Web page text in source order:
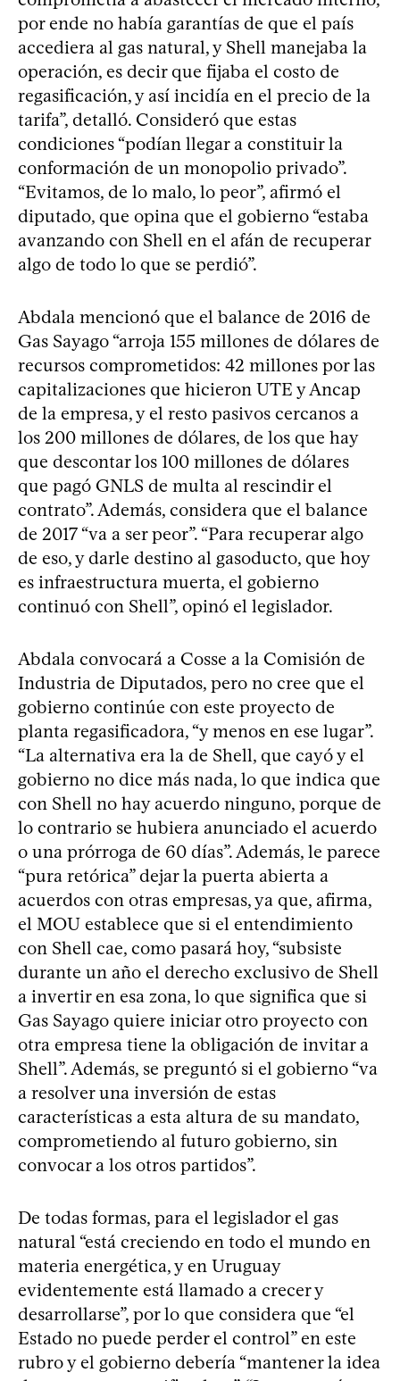
por ende no había garantías de que el país
accediera al gas natural, y Shell manejaba la
operación, es decir que fijaba el costo de
regasificación, y así incidía en el precio de la
tarifa”, detalló. Consideró que estas
condiciones “podían llegar a constituir la
conformación de un monopolio privado”.
“Evitamos, de lo malo, lo peor”, afirmó el
diputado, que opina que el gobierno “estaba
avanzando con Shell en el afán de recuperar
algo de todo lo que se perdió”.
Abdala mencionó que el balance de 2016 de
Gas Sayago “arroja 155 millones de dólares de
recursos comprometidos: 42 millones por las
capitalizaciones que hicieron UTE y Ancap
de la empresa, y el resto pasivos cercanos a
los 200 millones de dólares, de los que hay
que descontar los 100 millones de dólares
que pagó GNLS de multa al rescindir el
contrato”. Además, considera que el balance
de 2017 “va a ser peor”. “Para recuperar algo
de eso, y darle destino al gasoducto, que hoy
es infraestructura muerta, el gobierno
continuó con Shell”, opinó el legislador.
Abdala convocará a Cosse a la Comisión de
Industria de Diputados, pero no cree que el
gobierno continúe con este proyecto de
planta regasificadora, “y menos en ese lugar”.
“La alternativa era la de Shell, que cayó y el
gobierno no dice más nada, lo que indica que
con Shell no hay acuerdo ninguno, porque de
lo contrario se hubiera anunciado el acuerdo
o una prórroga de 60 días”. Además, le parece
“pura retórica” dejar la puerta abierta a
acuerdos con otras empresas, ya que, afirma,
el MOU establece que si el entendimiento
con Shell cae, como pasará hoy, “subsiste
durante un año el derecho exclusivo de Shell
a invertir en esa zona, lo que significa que si
Gas Sayago quiere iniciar otro proyecto con
otra empresa tiene la obligación de invitar a
Shell”. Además, se preguntó si el gobierno “va
a resolver una inversión de estas
características a esta altura de su mandato,
comprometiendo al futuro gobierno, sin
convocar a los otros partidos”.
De todas formas, para el legislador el gas
natural “está creciendo en todo el mundo en
materia energética, y en Uruguay
evidentemente está llamado a crecer y
desarrollarse”, por lo que considera que “el
Estado no puede perder el control” en este
rubro y el gobierno debería “mantener la idea